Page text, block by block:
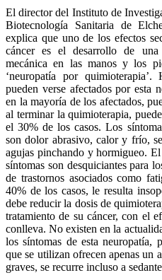
El director del Instituto de
Biotecnología Sanitaria de
explica que uno de los efectos
cáncer es el desarrollo de
mecánica en las manos y los
‘neuropatía por
pueden verse afectados por esta
en la mayoría de los afectados,
al terminar la quimioterapia,
el 30% de los casos. Los
son dolor abrasivo, calor y frío,
agujas pinchando y hormigueo.
síntomas son desquiciantes para
de trastornos asociados como
40% de los casos, le resulta
debe reducir la dosis de
tratamiento de su cáncer, con el
conlleva. No existen en la
los síntomas de esta neuropatía,
que se utilizan ofrecen apenas un
graves, se recurre incluso a